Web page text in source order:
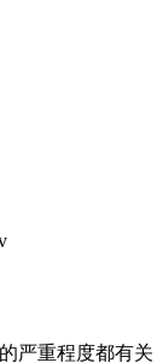
严重程度都有关